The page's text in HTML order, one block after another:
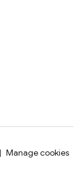
Manage cookies